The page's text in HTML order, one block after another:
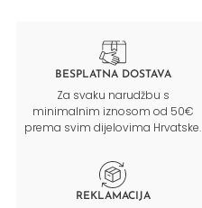
BESPLATNA DOSTAVA
Za svaku narudžbu s
minimalnim iznosom od 50€
prema svim dijelovima Hrvatske.
REKLAMACIJA